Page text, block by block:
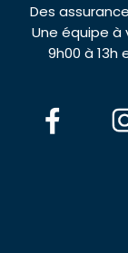
Des
Une équipe
9h00 à 13h